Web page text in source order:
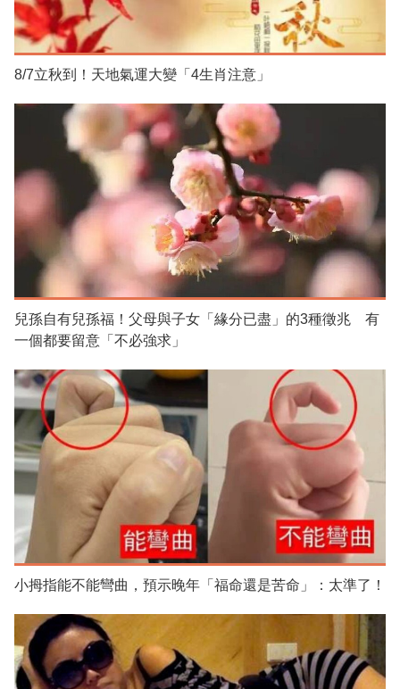
8/7立秋到！天地氣運大變「4生肖注意」
兒孫自有兒孫福！父母與子女「緣分已盡」的3種徵兆 有
一個都要留意「不必強求」
小拇指能不能彎曲，預示晚年「福命還是苦命」：太準了！